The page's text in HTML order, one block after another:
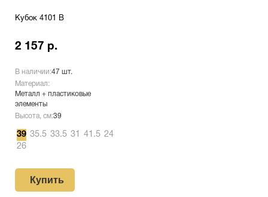
Кубок 4101 B
2 157 р.
В наличии:47 шт.
Материал:
Металл + пластиковые
элементы
Высота, см:39
39 35.5 33.5 31 41.5 24
26
Купить